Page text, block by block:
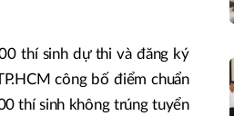
thí sinh dự thi và đăng ký
công bố điểm chuẩn
thí sinh không trúng tuyển